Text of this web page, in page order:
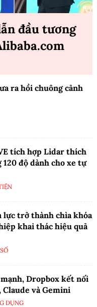
đầu tương
ra hồi chuông cảnh
tích hợp Lidar thích
120 độ dành cho xe tự
lực trở thành chìa khóa
khai thác hiệu quả
Dropbox kết nối
Claude và Gemini
DỤNG